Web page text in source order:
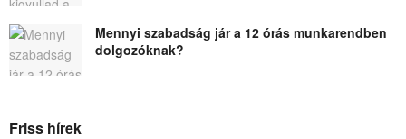
Mennyi szabadság jár a 12 órás munkarendben
dolgozóknak?
Friss hírek